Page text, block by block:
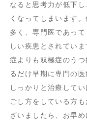
なると思考力が低下
くなってしまいます
多く、専門医であっ
しい疾患とされてい
症よりも双極症のう
るだけ早期に専門の
しっかりと治療して
ごし方をしている方
ざいましたら、お早